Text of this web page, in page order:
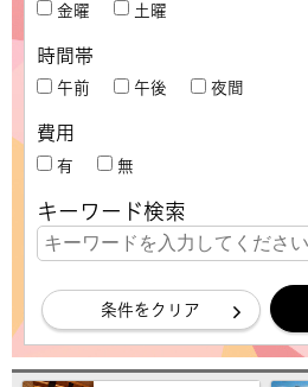
金曜 土曜
時間帯
午前 午後 夜間
費用
有 無
キーワード検索
条件をクリア